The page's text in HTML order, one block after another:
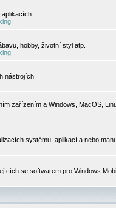
hobby, životní styl atp.
nástrojích.
zařízením a Windows, MacOS,
systému, aplikací a nebo
se softwarem pro Windows